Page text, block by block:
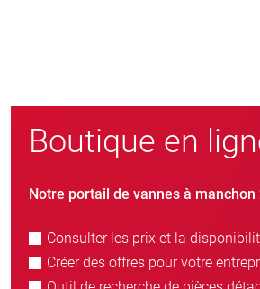
Boutique en
Notre portail de vannes à
Consulter les prix et la
Créer des offres pour votre